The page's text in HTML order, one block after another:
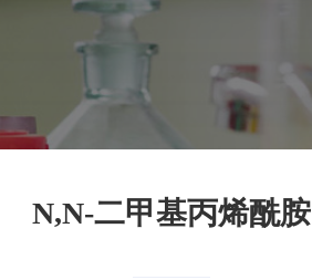
N,N-二甲基丙烯酰胺